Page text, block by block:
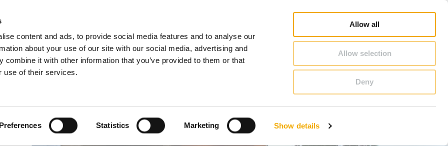
content and ads, to provide social media features and to analyse our
about your use of our site with our social media, advertising and
combine it with other information that you’ve provided to them or that
use of their services.
Preferences Statistics Marketing Show details
Allow all
Allow selection
Deny
Estland
Finland
Service För professionella